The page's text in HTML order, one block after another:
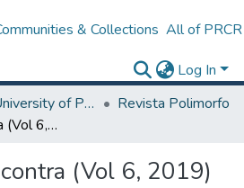
& Collections All of PRCR
Log In
Polytechnic University of Puerto Rico
Revista Polimorfo
Polimorfo: En contra (Vol 6, 2019)
(Vol 6, 2019)